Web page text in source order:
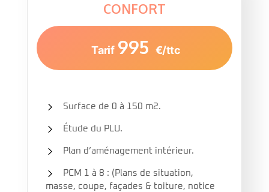
CONFORT
Tarif 995 €/ttc
Surface de 0 à 150 m2.
Étude du PLU.
Plan d’aménagement intérieur.
PCM 1 à 8 : (Plans de situation,
masse, coupe, façades & toiture, notice